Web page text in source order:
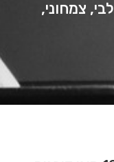
צמחוני,